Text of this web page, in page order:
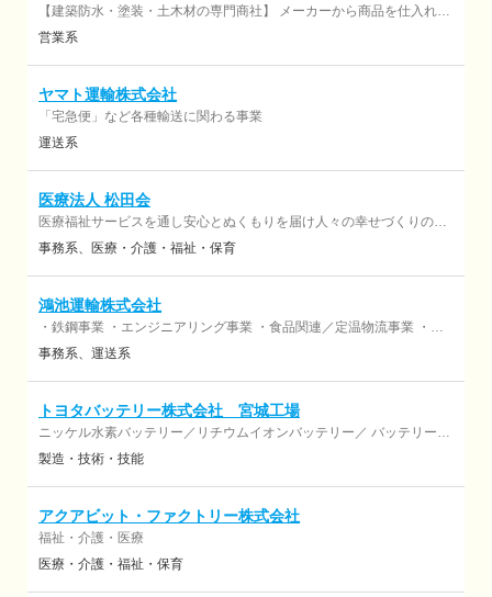
【建築防水・塗装・土木材の専門商社】 メーカーから商品を仕入れ、
工事業者や施工店に 商品や各種工事の新しい工法などを提案販売して
サービス
営業系
ヤマト運輸株式会社
「宅急便」など各種輸送に関わる事業
運送系
医療法人 松田会
医療福祉サービスを通し安心とぬくもりを届け人々の幸せづくりのお
手伝いをいたします
事務系 医療・介護・福祉・保育
鴻池運輸株式会社
・鉄鋼事業 ・エンジニアリング事業 ・食品関連／定温物流事業 ・食
品プロダクツ関連事業 ・生活関連事業 ・メディカル事業 ・空港事業
事務系 運送系
トヨタバッテリー株式会社 宮城工場
ニッケル水素バッテリー／リチウムイオンバッテリー／ バッテリーマ
ネジメントシステムの開発・製造・販売。 車載用バッテリーパックの
製造・技術・技能
アクアビット・ファクトリー株式会社
福祉・介護・医療
医療・介護・福祉・保育